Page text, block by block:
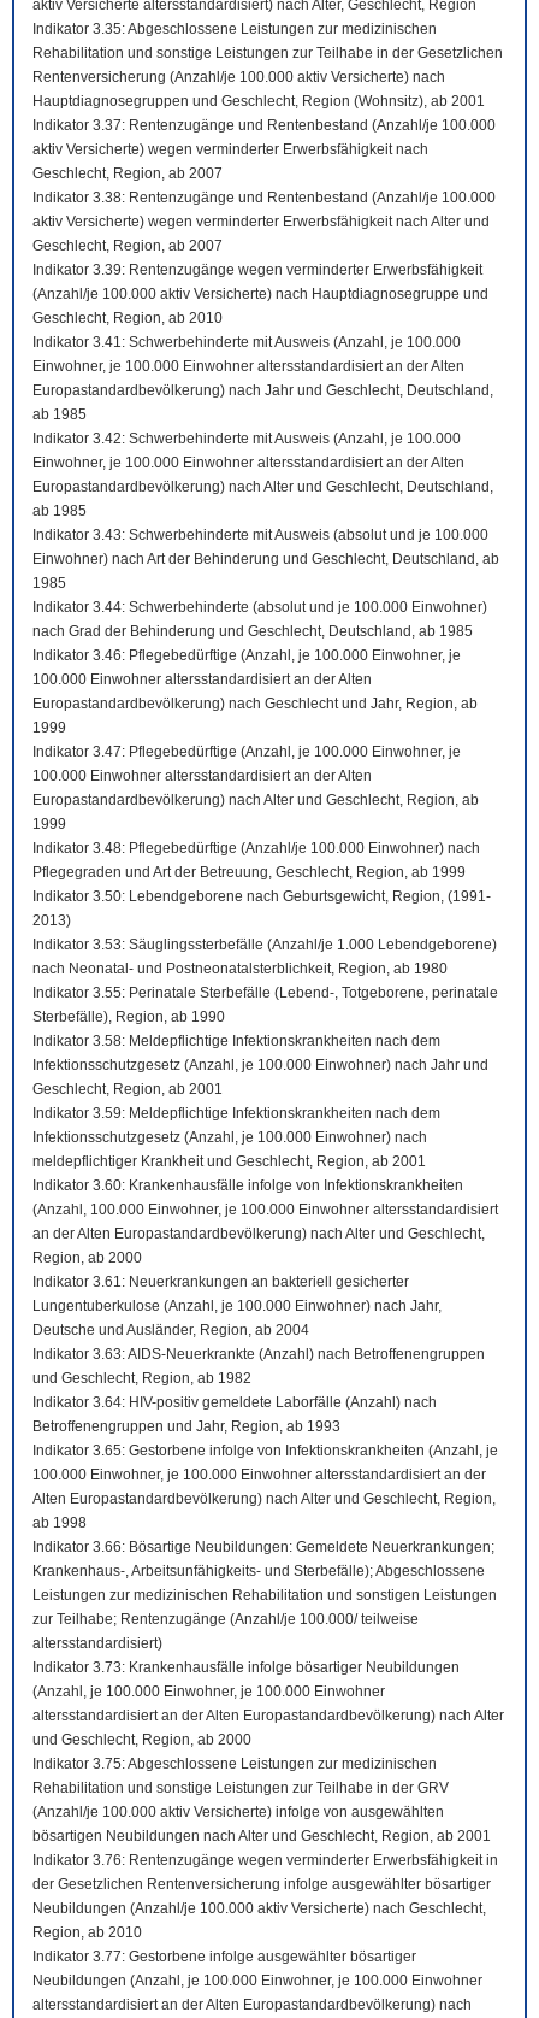
aktiv Versicherte altersstandardisiert) nach Alter, Geschlecht, Region
Indikator 3.35: Abgeschlossene Leistungen zur medizinischen
Rehabilitation und sonstige Leistungen zur Teilhabe in der Gesetzlichen
Rentenversicherung (Anzahl/je 100.000 aktiv Versicherte) nach
Hauptdiagnosegruppen und Geschlecht, Region (Wohnsitz), ab 2001
Indikator 3.37: Rentenzugänge und Rentenbestand (Anzahl/je 100.000
aktiv Versicherte) wegen verminderter Erwerbsfähigkeit nach
Geschlecht, Region, ab 2007
Indikator 3.38: Rentenzugänge und Rentenbestand (Anzahl/je 100.000
aktiv Versicherte) wegen verminderter Erwerbsfähigkeit nach Alter und
Geschlecht, Region, ab 2007
Indikator 3.39: Rentenzugänge wegen verminderter Erwerbsfähigkeit
(Anzahl/je 100.000 aktiv Versicherte) nach Hauptdiagnosegruppe und
Geschlecht, Region, ab 2010
Indikator 3.41: Schwerbehinderte mit Ausweis (Anzahl, je 100.000
Einwohner, je 100.000 Einwohner altersstandardisiert an der Alten
Europastandardbevölkerung) nach Jahr und Geschlecht, Deutschland,
ab 1985
Indikator 3.42: Schwerbehinderte mit Ausweis (Anzahl, je 100.000
Einwohner, je 100.000 Einwohner altersstandardisiert an der Alten
Europastandardbevölkerung) nach Alter und Geschlecht, Deutschland,
ab 1985
Indikator 3.43: Schwerbehinderte mit Ausweis (absolut und je 100.000
Einwohner) nach Art der Behinderung und Geschlecht, Deutschland, ab
1985
Indikator 3.44: Schwerbehinderte (absolut und je 100.000 Einwohner)
nach Grad der Behinderung und Geschlecht, Deutschland, ab 1985
Indikator 3.46: Pflegebedürftige (Anzahl, je 100.000 Einwohner, je
100.000 Einwohner altersstandardisiert an der Alten
Europastandardbevölkerung) nach Geschlecht und Jahr, Region, ab
1999
Indikator 3.47: Pflegebedürftige (Anzahl, je 100.000 Einwohner, je
100.000 Einwohner altersstandardisiert an der Alten
Europastandardbevölkerung) nach Alter und Geschlecht, Region, ab
1999
Indikator 3.48: Pflegebedürftige (Anzahl/je 100.000 Einwohner) nach
Pflegegraden und Art der Betreuung, Geschlecht, Region, ab 1999
Indikator 3.50: Lebendgeborene nach Geburtsgewicht, Region, (1991-
2013)
Indikator 3.53: Säuglingssterbefälle (Anzahl/je 1.000 Lebendgeborene)
nach Neonatal- und Postneonatalsterblichkeit, Region, ab 1980
Indikator 3.55: Perinatale Sterbefälle (Lebend-, Totgeborene, perinatale
Sterbefälle), Region, ab 1990
Indikator 3.58: Meldepflichtige Infektionskrankheiten nach dem
Infektionsschutzgesetz (Anzahl, je 100.000 Einwohner) nach Jahr und
Geschlecht, Region, ab 2001
Indikator 3.59: Meldepflichtige Infektionskrankheiten nach dem
Infektionsschutzgesetz (Anzahl, je 100.000 Einwohner) nach
meldepflichtiger Krankheit und Geschlecht, Region, ab 2001
Indikator 3.60: Krankenhausfälle infolge von Infektionskrankheiten
(Anzahl, 100.000 Einwohner, je 100.000 Einwohner altersstandardisiert
an der Alten Europastandardbevölkerung) nach Alter und Geschlecht,
Region, ab 2000
Indikator 3.61: Neuerkrankungen an bakteriell gesicherter
Lungentuberkulose (Anzahl, je 100.000 Einwohner) nach Jahr,
Deutsche und Ausländer, Region, ab 2004
Indikator 3.63: AIDS-Neuerkrankte (Anzahl) nach Betroffenengruppen
und Geschlecht, Region, ab 1982
Indikator 3.64: HIV-positiv gemeldete Laborfälle (Anzahl) nach
Betroffenengruppen und Jahr, Region, ab 1993
Indikator 3.65: Gestorbene infolge von Infektionskrankheiten (Anzahl, je
100.000 Einwohner, je 100.000 Einwohner altersstandardisiert an der
Alten Europastandardbevölkerung) nach Alter und Geschlecht, Region,
ab 1998
Indikator 3.66: Bösartige Neubildungen: Gemeldete Neuerkrankungen;
Krankenhaus-, Arbeitsunfähigkeits- und Sterbefälle); Abgeschlossene
Leistungen zur medizinischen Rehabilitation und sonstigen Leistungen
zur Teilhabe; Rentenzugänge (Anzahl/je 100.000/ teilweise
altersstandardisiert)
Indikator 3.73: Krankenhausfälle infolge bösartiger Neubildungen
(Anzahl, je 100.000 Einwohner, je 100.000 Einwohner
altersstandardisiert an der Alten Europastandardbevölkerung) nach Alter
und Geschlecht, Region, ab 2000
Indikator 3.75: Abgeschlossene Leistungen zur medizinischen
Rehabilitation und sonstige Leistungen zur Teilhabe in der GRV
(Anzahl/je 100.000 aktiv Versicherte) infolge von ausgewählten
bösartigen Neubildungen nach Alter und Geschlecht, Region, ab 2001
Indikator 3.76: Rentenzugänge wegen verminderter Erwerbsfähigkeit in
der Gesetzlichen Rentenversicherung infolge ausgewählter bösartiger
Neubildungen (Anzahl/je 100.000 aktiv Versicherte) nach Geschlecht,
Region, ab 2010
Indikator 3.77: Gestorbene infolge ausgewählter bösartiger
Neubildungen (Anzahl, je 100.000 Einwohner, je 100.000 Einwohner
altersstandardisiert an der Alten Europastandardbevölkerung) nach